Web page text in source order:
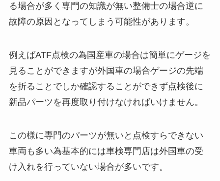
る場合が多く専門の知識が無い整備士の場合逆に
故障の原因となってしまう可能性があります。
例えばATF点検の為国産車の場合は簡単にゲージを
見ることができますが外国車の場合ゲージの先端
を折ることでしか確認することができず点検後に
新品パーツを再度取り付けなければいけません。
この様に専門のパーツが無いと点検すらできない
車両も多い為基本的には車検専門店は外国車の受
け入れを行っていない場合が多いです。